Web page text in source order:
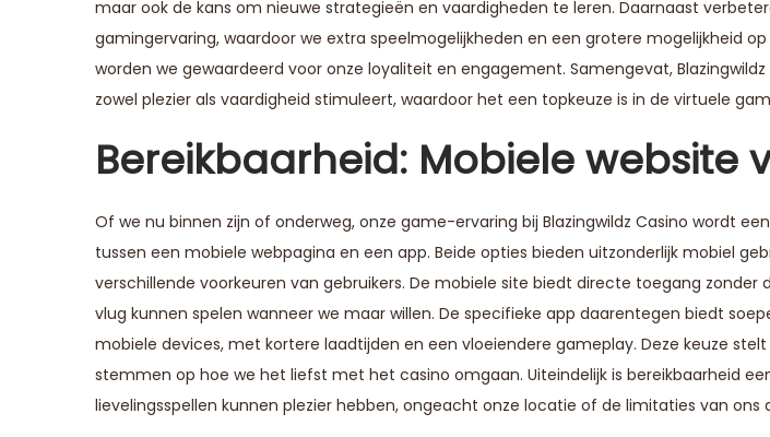
maar ook de kans om nieuwe strategieën en vaardigheden te leren. Daarnaast
gamingervaring, waardoor we extra speelmogelijkheden en een grotere mogelijkheid
worden we gewaardeerd voor onze loyaliteit en engagement. Samengevat,
zowel plezier als vaardigheid stimuleert, waardoor het een topkeuze is in de virtuele
Bereikbaarheid: Mobiele website
Of we nu binnen zijn of onderweg, onze game-ervaring bij Blazingwildz Casino wordt
tussen een mobiele webpagina en een app. Beide opties bieden uitzonderlijk mobiel
verschillende voorkeuren van gebruikers. De mobiele site biedt directe toegang zonder
vlug kunnen spelen wanneer we maar willen. De specifieke app daarentegen biedt
mobiele devices, met kortere laadtijden en een vloeiendere gameplay. Deze keuze
stemmen op hoe we het liefst met het casino omgaan. Uiteindelijk is bereikbaarheid
lievelingsspellen kunnen plezier hebben, ongeacht onze locatie of de limitaties van ons